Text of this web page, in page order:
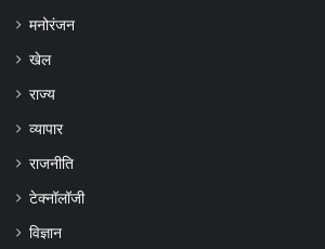
मनोरंजन
खेल
राज्य
व्यापार
राजनीति
टेक्नॉलॉजी
विज्ञान